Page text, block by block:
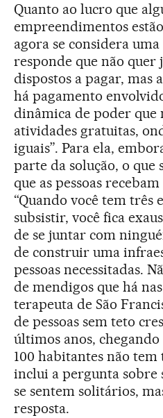
Quanto ao lucro que
empreendimentos
agora se considera
responde que não quer
dispostos a pagar, mas
há pagamento
dinâmica de poder que
atividades gratuitas,
iguais”. Para ela,
parte da solução, o que
que as pessoas
“Quando você tem três
subsistir, você fica
de se juntar com
de construir uma
pessoas necessitadas.
de mendigos que há
terapeuta de São
de pessoas sem teto
últimos anos, chegando
100 habitantes não tem
inclui a pergunta sobre
se sentem solitários,
resposta.